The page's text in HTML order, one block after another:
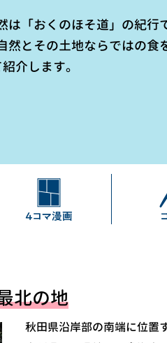
は「おくのほそ道」の紀行
とその土地ならではの食
介します。
北の地
秋田県沿岸部の南端に位置